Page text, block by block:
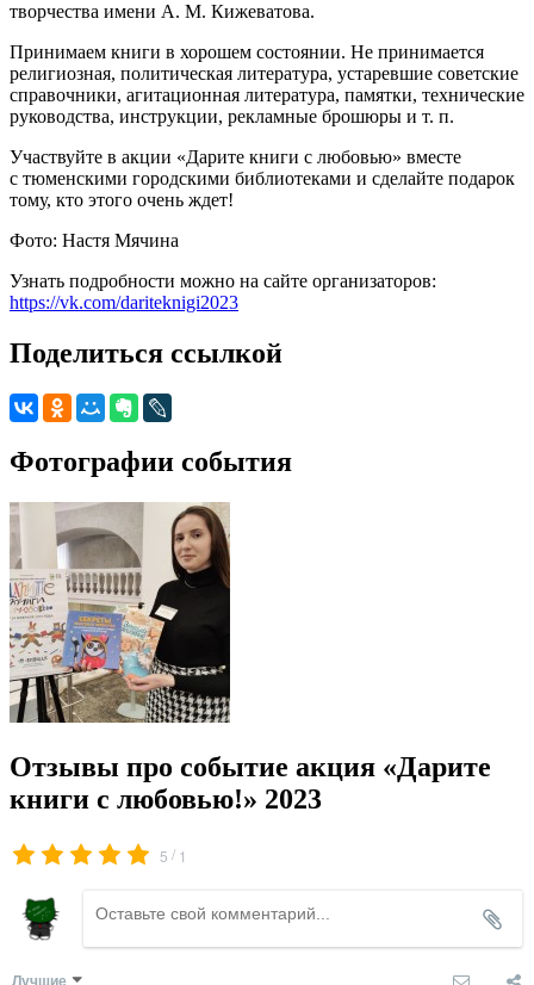
творчества имени А. М. Кижеватова.
Принимаем книги в хорошем состоянии. Не принимается
религиозная, политическая литература, устаревшие советские
справочники, агитационная литература, памятки, технические
руководства, инструкции, рекламные брошюры и т. п.
Участвуйте в акции «Дарите книги с любовью» вместе
с тюменскими городскими библиотеками и сделайте подарок
тому, кто этого очень ждет!
Фото: Настя Мячина
Узнать подробности можно на сайте организаторов:
https://vk.com/dariteknigi2023
Поделиться ссылкой
Фотографии события
Отзывы про событие акция «Дарите
книги с любовью!» 2023
5 / 1
Лучшие